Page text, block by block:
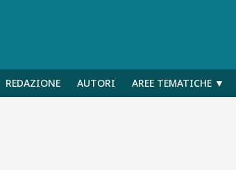
REDAZIONE AUTORI AREE TEMATICHE ▼